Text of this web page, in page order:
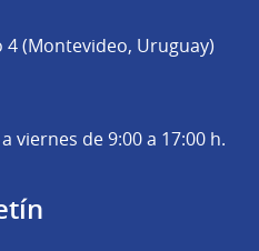
4 (Montevideo, Uruguay)
viernes de 9:00 a 17:00 h.